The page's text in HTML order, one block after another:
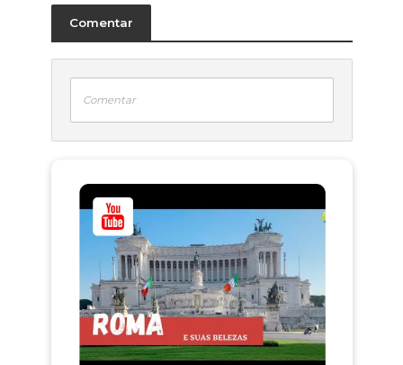
Comentar
Comentar